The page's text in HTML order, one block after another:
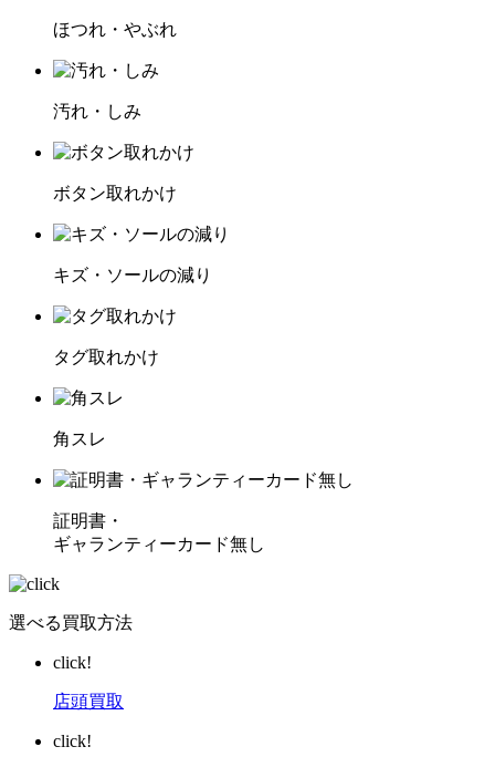
ほつれ・やぶれ
汚れ・しみ
ボタン取れかけ
キズ・ソールの減り
タグ取れかけ
角スレ
証明書・
ギャランティーカード無し
選べる買取方法
click!
店頭買取
click!